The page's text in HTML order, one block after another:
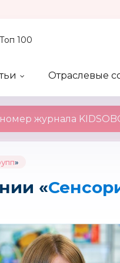
Топ 100
Отраслевые
журнала
»
«